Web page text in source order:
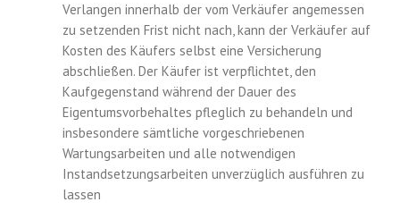
Verlangen innerhalb der vom Verkäufer angemessen
zu setzenden Frist nicht nach, kann der Verkäufer auf
Kosten des Käufers selbst eine Versicherung
abschließen. Der Käufer ist verpflichtet, den
Kaufgegenstand während der Dauer des
Eigentumsvorbehaltes pfleglich zu behandeln und
insbesondere sämtliche vorgeschriebenen
Wartungsarbeiten und alle notwendigen
Instandsetzungsarbeiten unverzüglich ausführen zu
lassen